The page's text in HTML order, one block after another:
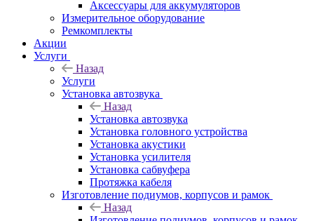
Аксессуары для аккумуляторов
Измерительное оборудование
Ремкомплекты
Акции
Услуги
Назад
Услуги
Установка автозвука
Назад
Установка автозвука
Установка головного устройства
Установка акустики
Установка усилителя
Установка сабвуфера
Протяжка кабеля
Изготовление подиумов, корпусов и рамок
Назад